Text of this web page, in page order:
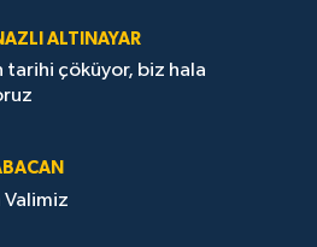
ALTINAYAR
tarihi çöküyor, biz hala
Valimiz